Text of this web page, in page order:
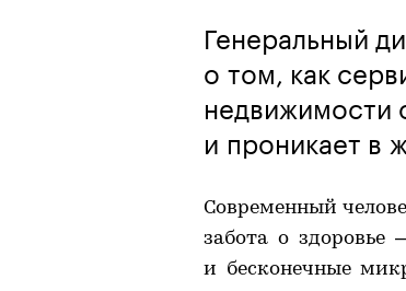
Генеральный
о том, как
недвижимости
и проникает в
Современный
забота о
и бесконечные